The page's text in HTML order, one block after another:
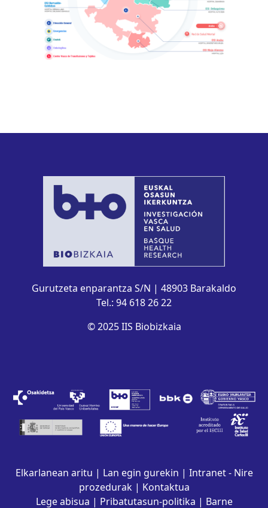
Gurutzeta enparantza S/N | 48903 Barakaldo
Tel.: 94 618 26 22
© 2025 IIS Biobizkaia
Elkarlanean aritu | Lan egin gurekin | Intranet - Nire
prozedurak| Kontaktua
Lege abisua | Pribatutasun-politika | Barne